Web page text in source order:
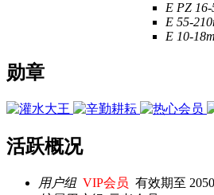
E PZ
E 55-
E 10-
勋章
活跃概况
用户组 VIP会员 有效期至